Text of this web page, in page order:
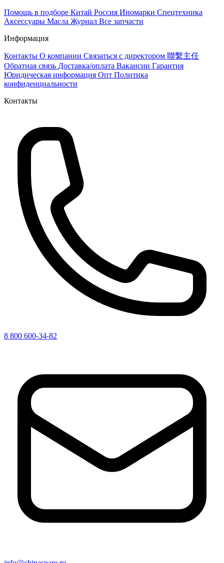
Помощь в подборе Китай Россия Иномарки Спецтехника
Аксессуары Масла Журнал Все запчасти
Информация
Контакты О компании Связаться с директором 聯繫主任
Обратная связь Доставка/оплата Вакансии Гарантия
Юридическая информация Опт Политика
конфиденциальности
Контакты
8 800 600-34-82